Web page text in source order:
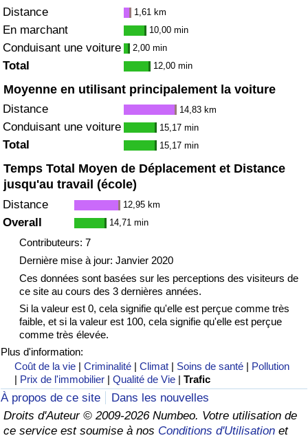
Distance 1,61 km
En marchant 10,00 min
Conduisant une voiture 2,00 min
Total 12,00 min
Moyenne en utilisant principalement la voiture
Distance 14,83 km
Conduisant une voiture 15,17 min
Total 15,17 min
Temps Total Moyen de Déplacement et Distance
jusqu'au travail (école)
Distance 12,95 km
Overall 14,71 min
Contributeurs: 7
Dernière mise à jour: Janvier 2020
Ces données sont basées sur les perceptions des visiteurs de
ce site au cours des 3 dernières années.
Si la valeur est 0, cela signifie qu'elle est perçue comme très
faible, et si la valeur est 100, cela signifie qu'elle est perçue
comme très élevée.
Plus d'information:
Coût de la vie |Criminalité |Climat | Soins de santé | Pollution
| Prix de l'immobilier |Qualité de Vie |Trafic
À propos de ce site
Dans les nouvelles
Droits d'Auteur © 2009-2026 Numbeo. Votre utilisation de
ce service est soumise à nos Conditions d'Utilisation et
Indice de Pollution (Actuel)
Indice de Pollution par Pays
Trafic
Indice de Trafic
Indice de Trafic (Actuel)
Indice de Trafic par Pays